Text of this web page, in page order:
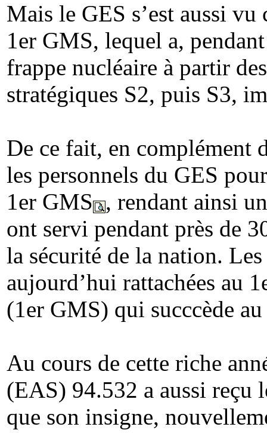
Mais le GES s’est aussi
1er GMS, lequel a,
frappe nucléaire à partir
stratégiques S2, puis S3,
De ce fait, en complément
les personnels du GES
1er GMS , rendant ainsi
ont servi pendant près de
la sécurité de la nation.
aujourd’hui rattachées au
(1er GMS) qui succcède
Au cours de cette riche
(EAS) 94.532 a aussi reçu
que son insigne,